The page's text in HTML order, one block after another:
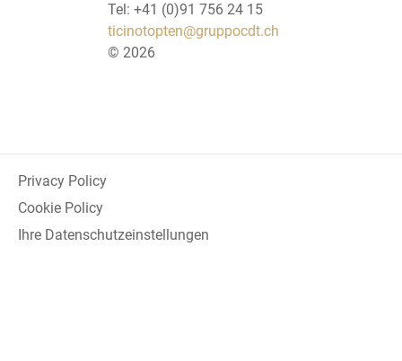
Tel: +41 (0)91 756 24 15
ticinotopten@gruppocdt.ch
© 2026
Privacy Policy
Cookie Policy
Ihre Datenschutzeinstellungen